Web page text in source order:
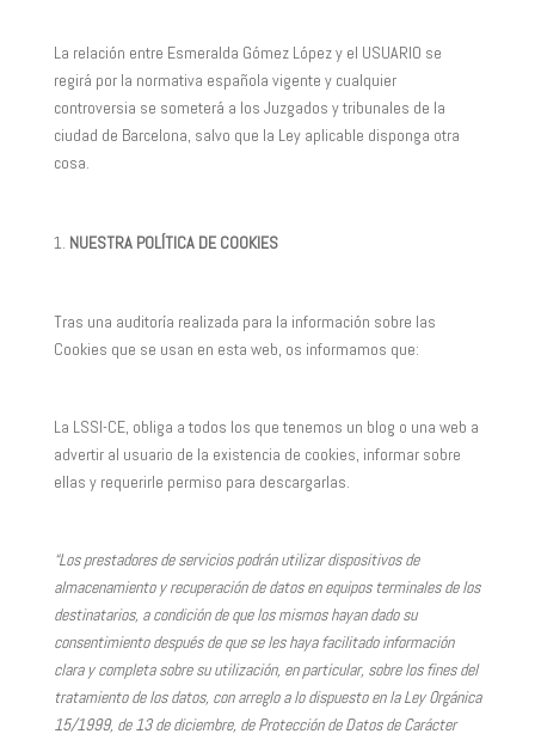
La relación entre Esmeralda Gómez López y el USUARIO se
regirá por la normativa española vigente y cualquier
controversia se someterá a los Juzgados y tribunales de la
ciudad de Barcelona, salvo que la Ley aplicable disponga otra
cosa.
NUESTRA POLÍTICA DE COOKIES
Tras una auditoría realizada para la información sobre las
Cookies que se usan en esta web, os informamos que:
La LSSI-CE, obliga a todos los que tenemos un blog o una web a
advertir al usuario de la existencia de cookies, informar sobre
ellas y requerirle permiso para descargarlas.
“Los prestadores de servicios podrán utilizar dispositivos de
almacenamiento y recuperación de datos en equipos terminales de los
destinatarios, a condición de que los mismos hayan dado su
consentimiento después de que se les haya facilitado información
clara y completa sobre su utilización, en particular, sobre los fines del
tratamiento de los datos, con arreglo a lo dispuesto en la Ley Orgánica
15/1999, de 13 de diciembre, de Protección de Datos de Carácter